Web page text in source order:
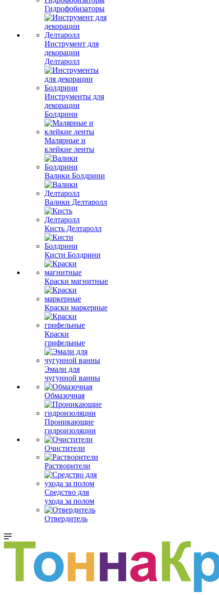
Гидрофобизаторы
Инструмент для
декорации
Делтаролл
Инструменты для
декорации
Болдрини
Малярные и
клейкие ленты
Валики Болдрини
Валики Делтаролл
Кисть Делтаролл
Кисти Болдрини
Краски магнитные
Краски маркерные
Краски
грифельные
Эмали для
чугунной ванны
Обмазочная
Проникающие
гидроизоляции
Очистители
Растворители
Средство для
ухода за полом
Отвердитель